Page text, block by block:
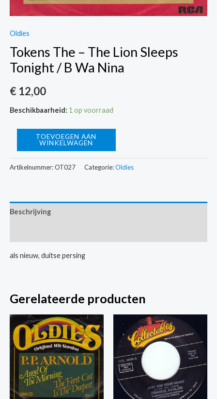
Oldies
Tokens The – The Lion Sleeps
Tonight / B Wa Nina
€ 12,00
Beschikbaarheid: 1 op voorraad
-
Sleeps
Tonight
Wa
TOEVOEGEN AAN
WINKELWAGEN
Artikelnummer:OT027 Categorie:Oldies
Beschrijving
als nieuw, duitse persing
Gerelateerde producten